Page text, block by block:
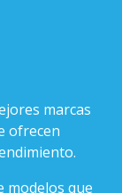
marcas
ofrecen
modelos que